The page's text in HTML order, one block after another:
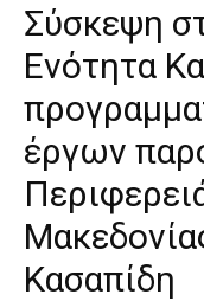
Σύσκεψη
Ενότητα
έργων
Κασαπίδη